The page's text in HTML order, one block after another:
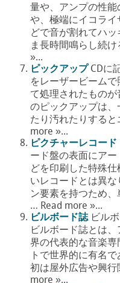
量や、アンプの性
や、極端にイコラ
どで音が割れてハ
ま長時間鳴らし続
»...
ピックアップ CDに
をレーザービーム
て処理されたもの
のピックアップは
たり汚れたりする
more »...
ピクチャーレコード
ード盤の表面にア
どを印刷した特殊
いレコードとは異な
ン要素を持つため
… Read more »...
ビルボード誌 ビル
ビルボード誌とは
界の代表的な音楽
トで世界的に有名
初は屋外広告や興
more »...